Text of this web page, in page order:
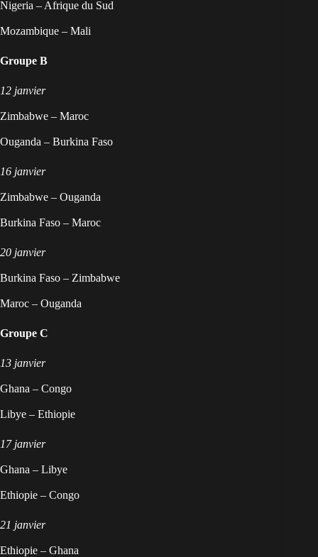
Nigeria – Afrique du Sud
Mozambique – Mali
Groupe B
12 janvier
Zimbabwe – Maroc
Ouganda – Burkina Faso
16 janvier
Zimbabwe – Ouganda
Burkina Faso – Maroc
20 janvier
Burkina Faso – Zimbabwe
Maroc – Ouganda
Groupe C
13 janvier
Ghana – Congo
Libye – Ethiopie
17 janvier
Ghana – Libye
Ethiopie – Congo
21 janvier
Ethiopie – Ghana